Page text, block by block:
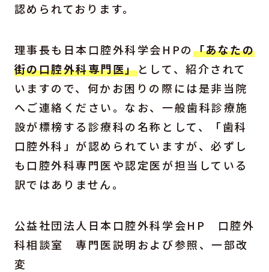
認められております。
理事長も日本口腔外科学会HPの「あなたの
街の口腔外科専門医」として、紹介されて
いますので、何かお困りの際には是非当院
へご連絡ください。なお、一般歯科診療施
設が標榜する診療科の名称として、「歯科
口腔外科」が認められていますが、必ずし
も口腔外科専門医や認定医が担当している
訳ではありません。
公益社団法人日本口腔外科学会HP 口腔外
科相談室 専門医説明および参照、一部改
変